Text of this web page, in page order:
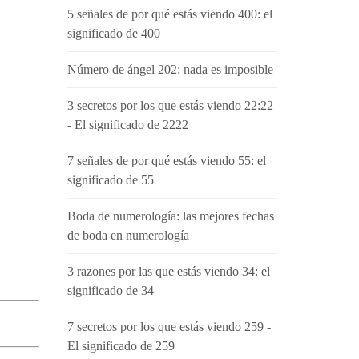
5 señales de por qué estás viendo 400: el
significado de 400
Número de ángel 202: nada es imposible
3 secretos por los que estás viendo 22:22
- El significado de 2222
7 señales de por qué estás viendo 55: el
significado de 55
Boda de numerología: las mejores fechas
de boda en numerología
3 razones por las que estás viendo 34: el
significado de 34
7 secretos por los que estás viendo 259 -
El significado de 259